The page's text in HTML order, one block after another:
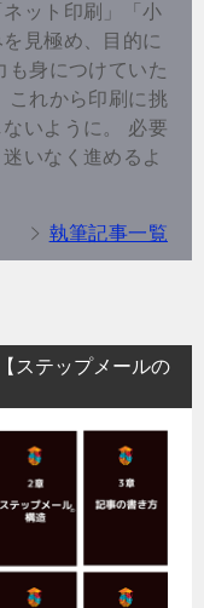
ット印刷」「小
見極め、目的に
も身につけていた
これから印刷に挑
いように。 必要
いなく進めるよ
執筆記事一覧
ステップメールの